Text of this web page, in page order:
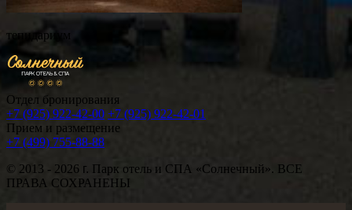
тепидариум
Отдел бронирования
+7 (925) 922-42-00 +7 (925) 922-42-01
Прием и размещение
+7 (499) 755-88-88
© 2013 - 2026 г. Парк отель и СПА «Солнечный». ВСЕ
ПРАВА СОХРАНЕНЫ